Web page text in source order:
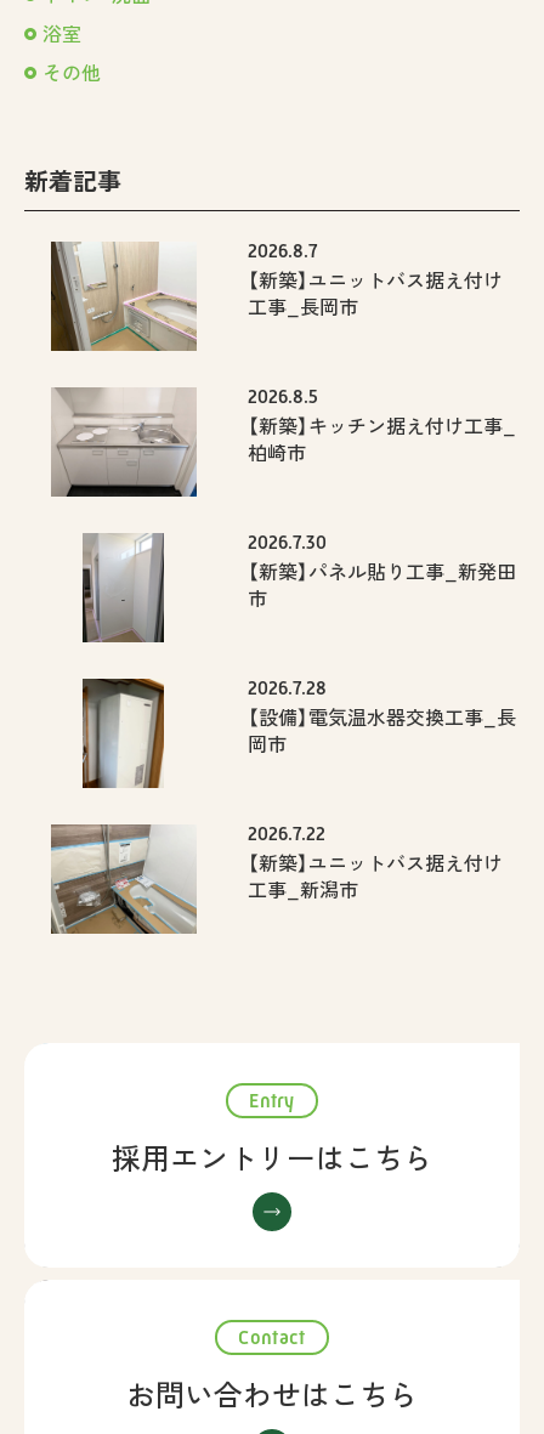
浴室
その他
新着記事
2026.8.7
【新築】ユニットバス据え付け
工事_長岡市
2026.8.5
【新築】キッチン据え付け工事_
柏崎市
2026.7.30
【新築】パネル貼り工事_新発田
市
2026.7.28
【設備】電気温水器交換工事_長
岡市
2026.7.22
【新築】ユニットバス据え付け
工事_新潟市
Entry
採用エントリーはこちら
Contact
お問い合わせはこちら